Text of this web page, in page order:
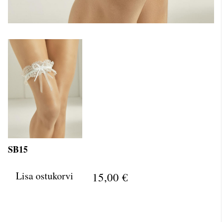
SB15
Lisa ostukorvi 15,00 €